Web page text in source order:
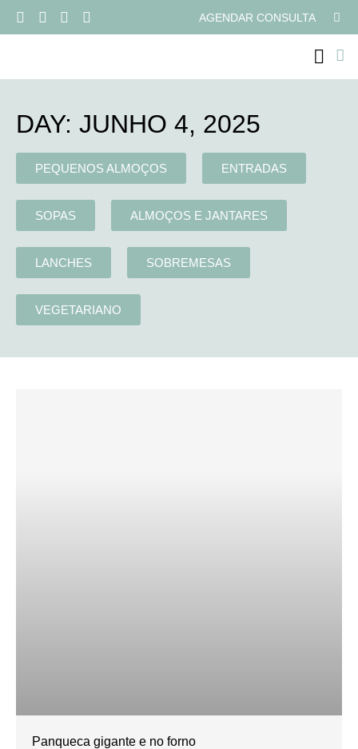
AGENDAR CONSULTA
DAY: JUNHO 4, 2025
PEQUENOS ALMOÇOS ENTRADAS
SOPAS ALMOÇOS E JANTARES
LANCHES SOBREMESAS
VEGETARIANO
Panqueca gigante e no forno